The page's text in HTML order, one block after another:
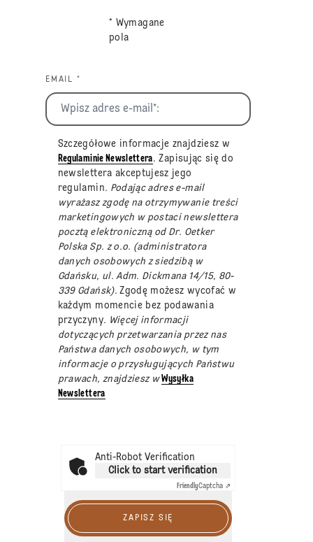
* Wymagane
pola
EMAIL *
Szczegółowe informacje znajdziesz w
Regulaminie Newslettera. Zapisując się do
newslettera akceptujesz jego
regulamin. Podając adres e-mail
wyrażasz zgodę na otrzymywanie treści
marketingowych w postaci newslettera
pocztą elektroniczną od Dr. Oetker
Polska Sp. z o.o. (administratora
danych osobowych z siedzibą w
Gdańsku, ul. Adm. Dickmana 14/15, 80-
339 Gdańsk).Zgodę możesz wycofać w
każdym momencie bez podawania
przyczyny. Więcej informacji
dotyczących przetwarzania przez nas
Państwa danych osobowych, w tym
informacje o przysługujących Państwu
prawach, znajdziesz wWysyłka
Newslettera
Anti-Robot Verification
Click to start verification
FriendlyCaptcha ⇗
ZAPISZ SIĘ